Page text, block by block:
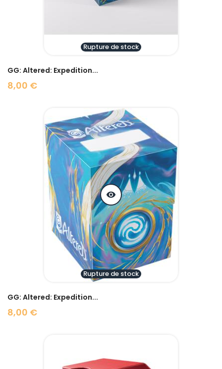
Rupture de stock
GG: Altered: Expedition...
8,00 €
Prix
visibility
Rupture de stock
GG: Altered: Expedition...
8,00 €
Prix